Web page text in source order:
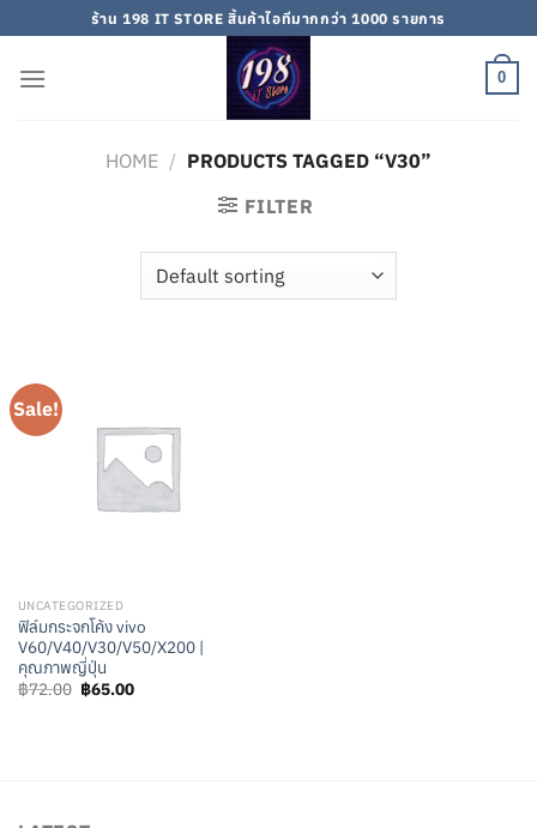
to
content
ร้าน 198 IT STORE สิ้นค้าไอทีมากกว่า 1000 รายการ
0
HOME / PRODUCTS TAGGED “V30”
FILTER
Sale!
UNCATEGORIZED
ฟิล์มกระจกโค้ง vivo
V60/V40/V30/V50/X200 |
คุณภาพญี่ปุ่น
฿72.00 Original
price
฿65.00Current